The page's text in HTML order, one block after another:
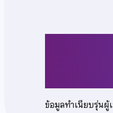
ข้อมูลทำเนียบรุ่นผู้